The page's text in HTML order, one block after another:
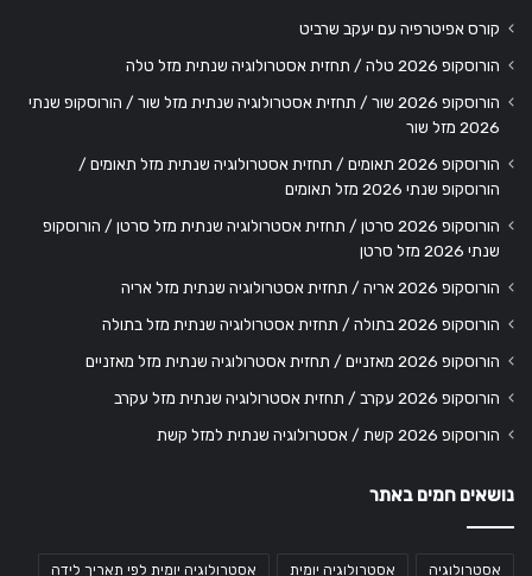
קורס אפיטרפיה עם יעקב שרביט
הורוסקופ 2026 טלה / תחזית אסטרולוגיה שנתית מזל טלה
הורוסקופ 2026 שור / תחזית אסטרולוגיה שנתית מזל שור / הורוסקופ שנתי
2026 מזל שור
הורוסקופ 2026 תאומים / תחזית אסטרולוגיה שנתית מזל תאומים /
הורוסקופ שנתי 2026 מזל תאומים
הורוסקופ 2026 סרטן / תחזית אסטרולוגיה שנתית מזל סרטן / הורוסקופ
שנתי 2026 מזל סרטן
הורוסקופ 2026 אריה / תחזית אסטרולוגיה שנתית מזל אריה
הורוסקופ 2026 בתולה / תחזית אסטרולוגיה שנתית מזל בתולה
הורוסקופ 2026 מאזניים / תחזית אסטרולוגיה שנתית מזל מאזניים
הורוסקופ 2026 עקרב / תחזית אסטרולוגיה שנתית מזל עקרב
הורוסקופ 2026 קשת / אסטרולוגיה שנתית למזל קשת
נושאים חמים באתר
אסטרולוגיה אסטרולוגיה יומית אסטרולוגיה יומית לפי תאריך לידה